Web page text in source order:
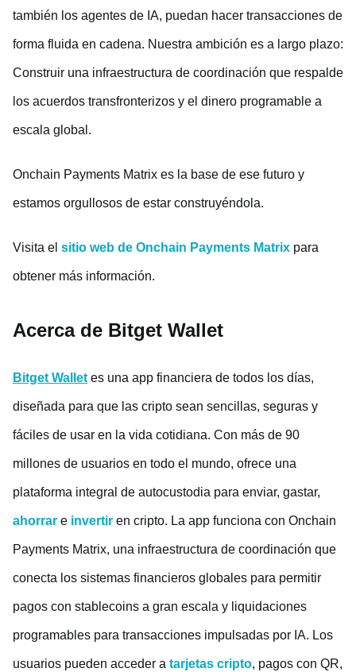
también los agentes de IA, puedan hacer transacciones de
forma fluida en cadena. Nuestra ambición es a largo plazo:
Construir una infraestructura de coordinación que respalde
los acuerdos transfronterizos y el dinero programable a
escala global.
Onchain Payments Matrix es la base de ese futuro y
estamos orgullosos de estar construyéndola.
Visita el sitio web de Onchain Payments Matrix para
obtener más información.
Acerca de Bitget Wallet
Bitget Walletes una app financiera de todos los días,
diseñada para que las cripto sean sencillas, seguras y
fáciles de usar en la vida cotidiana. Con más de 90
millones de usuarios en todo el mundo, ofrece una
plataforma integral de autocustodia para enviar, gastar,
ahorrar e invertir en cripto. La app funciona con Onchain
Payments Matrix, una infraestructura de coordinación que
conecta los sistemas financieros globales para permitir
pagos con stablecoins a gran escala y liquidaciones
programables para transacciones impulsadas por IA. Los
usuarios pueden acceder a tarjetas cripto, pagos con QR,